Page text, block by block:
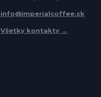
info@imperialcoffee.sk
Všetky kontakty →